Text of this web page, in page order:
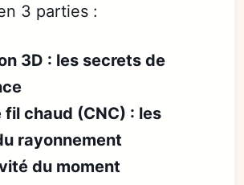
3 parties :
3D : les secrets de
fil chaud (CNC) : les
rayonnement
du moment